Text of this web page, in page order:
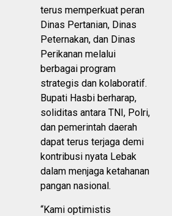
terus memperkuat peran
Dinas Pertanian, Dinas
Peternakan, dan Dinas
Perikanan melalui
berbagai program
strategis dan kolaboratif.
Bupati Hasbi berharap,
soliditas antara TNI, Polri,
dan pemerintah daerah
dapat terus terjaga demi
kontribusi nyata Lebak
dalam menjaga ketahanan
pangan nasional.
“Kami optimistis